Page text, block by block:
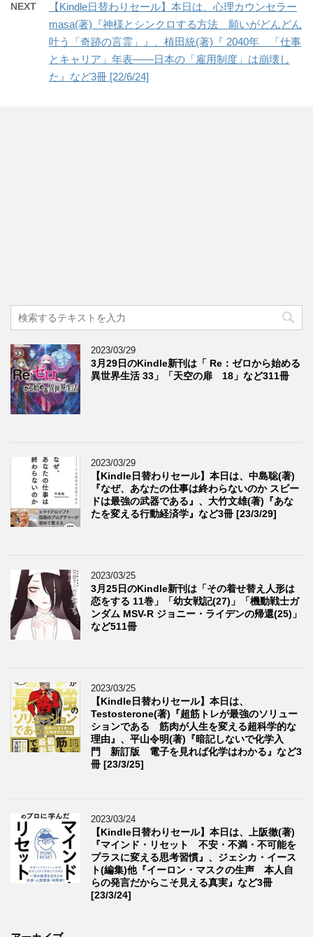
NEXT
【Kindle日替わりセール】本日は、心理カウンセラー
masa(著)『神様とシンクロする方法 願いがどんどん
叶う「奇跡の言霊」』、植田統(著)『 2040年 「仕事
とキャリア」年表――日本の「雇用制度」は崩壊し
た』など3冊 [22/6/24]
2023/03/29
3月29日のKindle新刊は「 Re：ゼロから始める
異世界生活 33」「天空の扉 18」など311冊
2023/03/29
【Kindle日替わりセール】本日は、中島聡(著)
『なぜ、あなたの仕事は終わらないのか スピー
ドは最強の武器である』、大竹文雄(著)『あな
たを変える行動経済学』など3冊 [23/3/29]
2023/03/25
3月25日のKindle新刊は「その着せ替え人形は
恋をする 11巻」「幼女戦記(27)」「機動戦士ガ
ンダム MSV-R ジョニー・ライデンの帰還(25)」
など511冊
2023/03/25
【Kindle日替わりセール】本日は、
Testosterone(著)『超筋トレが最強のソリュー
ションである 筋肉が人生を変える超科学的な
理由』、平山令明(著)『暗記しないで化学入
門 新訂版 電子を見れば化学はわかる』など3
冊 [23/3/25]
2023/03/24
【Kindle日替わりセール】本日は、上阪徹(著)
『マインド・リセット 不安・不満・不可能を
プラスに変える思考習慣』、ジェシカ・イース
ト(編集)他『イーロン・マスクの生声 本人自
らの発言だからこそ見える真実』など3冊
[23/3/24]